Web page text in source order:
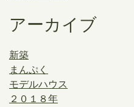
アーカイブ
新築
まんぷく
モデルハウス
２０１８年